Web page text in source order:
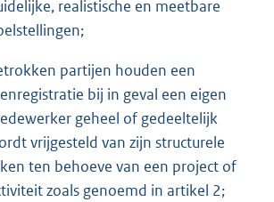
realistische en meetbare
partijen houden een
bij in geval een eigen
geheel of gedeeltelijk
vrijgesteld van zijn structurele
ten behoeve van een project of
zoals genoemd in artikel 2;